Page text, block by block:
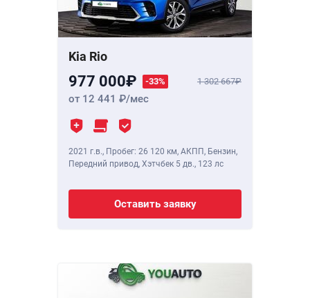
Kia Rio
977 000 -33% 1 302 667
от 12 441 /мес
2021 г.в., Пробег: 26 120 км, АКПП, Бензин,
Передний привод, Хэтчбек 5 дв., 123 лс
Оставить заявку